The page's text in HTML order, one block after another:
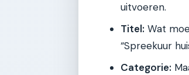
uitvoeren.
Titel: Wat
“Spreekuur
Categorie: